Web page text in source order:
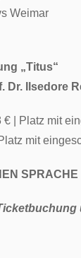
Weimar
„Titus“
Dr. Ilsedore
€ | Platz mit
mit
SPRACHE